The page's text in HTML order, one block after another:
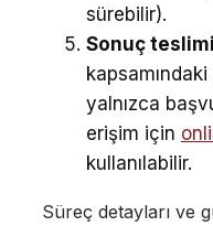
sürebilir).
Sonuç
yalnızca
erişim için
kullanılabilir.
Süreç detayları ve